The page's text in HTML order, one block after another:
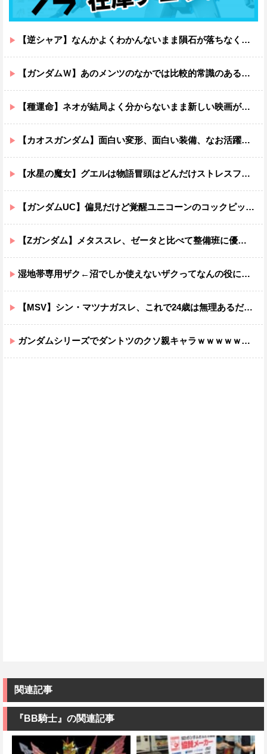
【逆シャア】なんかよくわかんないまま隕石が落ちなくていい感じに終わった作品ｗｗｗｗｗｗ
【ガンダムＷ】あのメンツのなかでは比較的常識のあるほうなのがデュオだよね
【種運命】ネオが結局よく分からないまま新しい映画が終わった後ももやもやしてる
【カオスガンダム】面白い変形、面白い装備、なお活躍…
【水星の魔女】グエルは物語冒頭はどんだけストレスフルだったんだよ…ってなる
【ガンダムUC】偏見だけど覚醒ユニコーンのコックピットってエアコンの効きが強そうでいいよね
【Zガンダム】メタススレ、ゼータと比べて整備班に優しそう
湿地帯専用ザク←沼でしか使えないザクってなんの役に立つ設定なんだ？
【MSV】シン・マツナガスレ、これで24歳は無理あるだろ…
ガンダムシリーズでダントツのクソ親キャラｗｗｗｗｗｗｗｗｗｗｗｗ
関連記事
『BB騎士』の関連記事